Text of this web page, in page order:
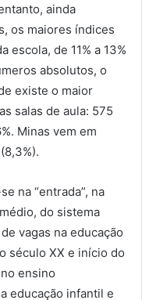
ainda
os maiores índices
escola, de 11% a 13%
absolutos, o
existe o maior
salas de aula: 575
Minas vem em
na “entrada”, na
do sistema
vagas na educação
século XX e início do
ensino
educação infantil e